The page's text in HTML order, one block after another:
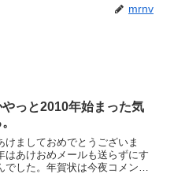
mrnv
っと2010年始まった気
けましておめでとうございま
はあけおめメールも送らずにす
でした。年賀状は今夜コメント